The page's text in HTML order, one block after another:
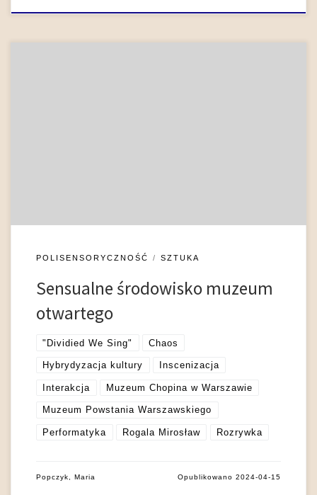
POLISENSORYCZNOŚĆ SZTUKA
Sensualne środowisko muzeum
otwartego
"Dividied We Sing" Chaos
Hybrydyzacja kultury Inscenizacja
Interakcja Muzeum Chopina w Warszawie
Muzeum Powstania Warszawskiego
Performatyka Rogala Mirosław Rozrywka
Popczyk, Maria Opublikowano2024-04-15